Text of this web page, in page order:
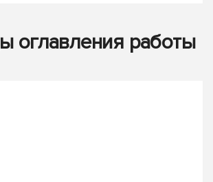
оглавления работы